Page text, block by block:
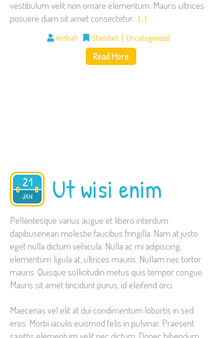
vestibulum velit non ornare elementum. Mauris ultrices
posuere diam sit amet consectetur. […]
misbah Standart Uncategorized
Read More
21
JAN
2015 Ut wisi enim
Pellentesque varius augue et libero interdum
dapibusenean molestie faucibus fringilla. Nam at justo
eget nulla dictum vehicula. Nulla ac mi adipiscing,
elementum ligula at, ultrices mauris. Nullam nec tortor
mauris. Quisque sollicitudin metus quis tempor congue.
Mauris sit amet tincidunt purus, id eleifend orci.
Maecenas vel elit at dui condimentum lobortis in sed
eros. Morbi iaculis euismod felis in pulvinar. Praesent